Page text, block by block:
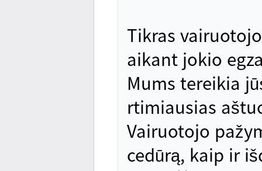
Tikras
aikant jokio
Mums tereikia
rtimiausias
Vairuotojo
cedūrą, kaip ir